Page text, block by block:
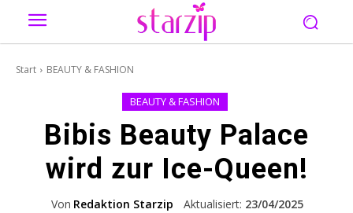
Start BEAUTY & FASHION
BEAUTY & FASHION
Bibis Beauty Palace
wird zur Ice-Queen!
Von Redaktion Starzip Aktualisiert: 23/04/2025